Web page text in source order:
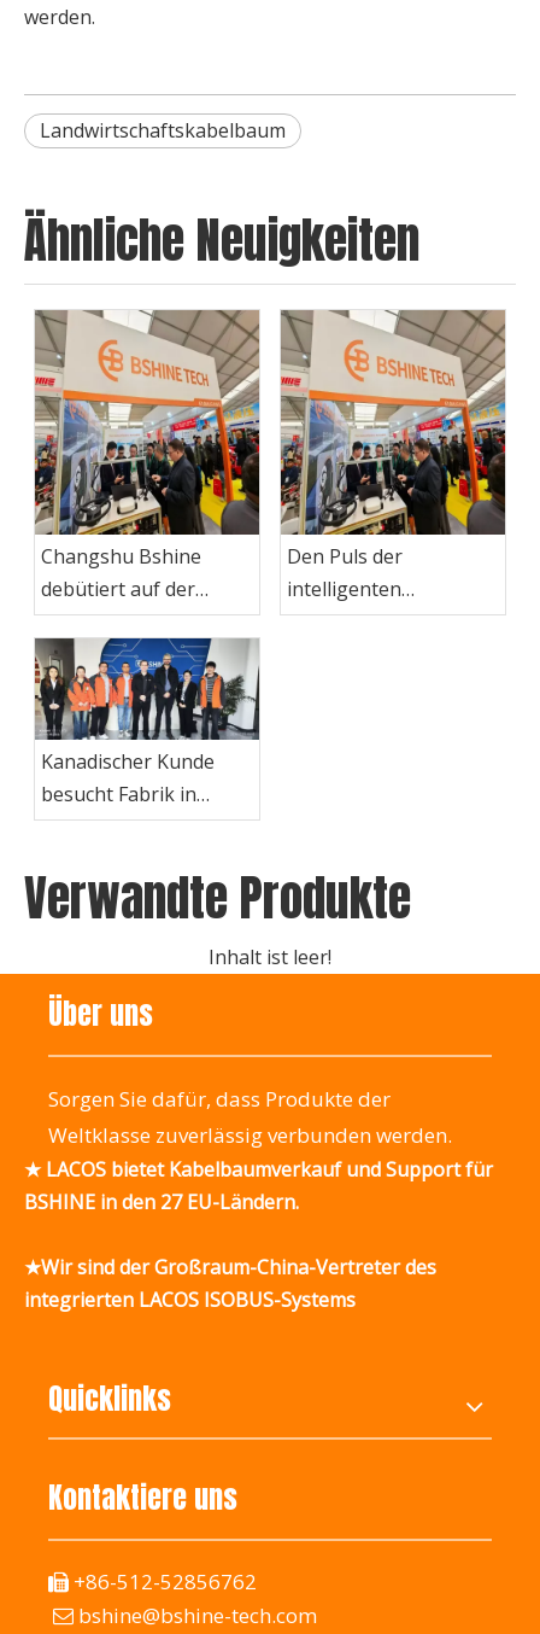
werden.
Landwirtschaftskabelbaum
Ähnliche Neuigkeiten
Changshu Bshine
debütiert auf der
Wuhan Agricultural
Machinery Exhibition
2025 und präsentiert
die intelligente
ISOBUS-
Konnektivitätslösung,
die die Modernisierung
ermöglicht
Den Puls der
intelligenten
Landwirtschaft
Kanadischer Kunde
besucht Fabrik in
Anhui Bshine, um
Forschung und -
Entwicklung sowie
Machbarkeitsstudien
zu besprechen
Verwandte Produkte
Inhalt ist leer!
Über uns
Sorgen Sie dafür, dass Produkte der
Weltklasse zuverlässig verbunden werden.
★ LACOS bietet Kabelbaumverkauf und Support für
BSHINE in den 27 EU-Ländern.
★Wir sind der Großraum-China-Vertreter des
integrierten LACOS ISOBUS-Systems
Quicklinks
Kontaktiere uns
 +86-512-52856762
 bshine@bshine-tech.com